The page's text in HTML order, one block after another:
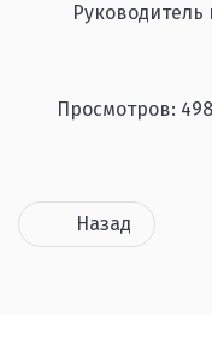
Руководитель
Просмотров:
Назад